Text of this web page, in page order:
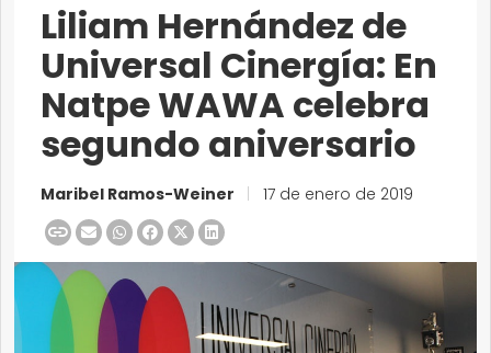
Liliam Hernández de
Universal Cinergía: En
Natpe WAWA celebra
segundo aniversario
Maribel Ramos-Weiner 17 de enero de 2019